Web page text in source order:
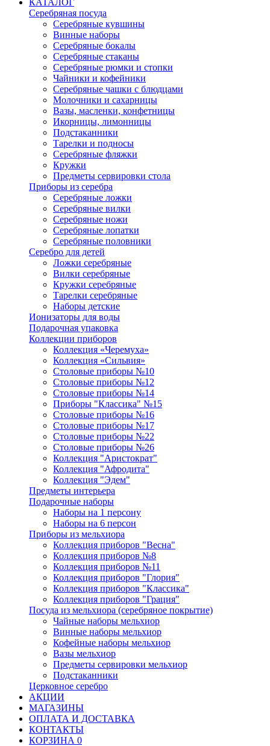
КАТАЛОГ
Серебряная посуда
Серебряные кувшины
Винные наборы
Серебряные бокалы
Серебряные стаканы
Серебряные рюмки и стопки
Чайники и кофейники
Серебряные чашки с блюдцами
Молочники и сахарницы
Вазы, масленки, конфетницы
Икорницы, лимонницы
Подстаканники
Тарелки и подносы
Серебряные фляжки
Кружки
Предметы сервировки стола
Приборы из серебра
Серебряные ложки
Серебряные вилки
Серебряные ножи
Серебряные лопатки
Серебряные половники
Серебро для детей
Ложки серебряные
Вилки серебряные
Кружки серебряные
Тарелки серебряные
Наборы детские
Ионизаторы для воды
Подарочная упаковка
Коллекции приборов
Коллекция «Черемуха»
Коллекция «Сильвия»
Столовые приборы №10
Столовые приборы №12
Столовые приборы №14
Приборы "Классика" №15
Столовые приборы №16
Столовые приборы №17
Столовые приборы №22
Столовые приборы №26
Коллекция "Аристократ"
Коллекция "Афродита"
Коллекция "Эдем"
Предметы интерьера
Подарочные наборы
Наборы на 1 персону
Наборы на 6 персон
Приборы из мельхиора
Коллекция приборов "Весна"
Коллекция приборов №8
Коллекция приборов №11
Коллекция приборов "Глория"
Коллекция приборов "Классика"
Коллекция приборов "Грация"
Посуда из мельхиора (серебряное покрытие)
Чайные наборы мельхиор
Винные наборы мельхиор
Кофейные наборы мельхиор
Вазы мельхиор
Предметы сервировки мельхиор
Подстаканники
Церковное серебро
АКЦИИ
МАГАЗИНЫ
ОПЛАТА И ДОСТАВКА
КОНТАКТЫ
КОРЗИНА 0